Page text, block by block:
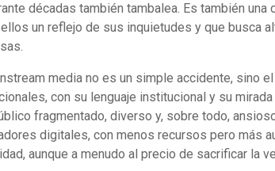
décadas también tambalea. Es también una
un reflejo de sus inquietudes y que busca
media no es un simple accidente, sino
con su lenguaje institucional y su
fragmentado, diverso y, sobre todo,
digitales, con menos recursos pero más
aunque a menudo al precio de sacrificar la